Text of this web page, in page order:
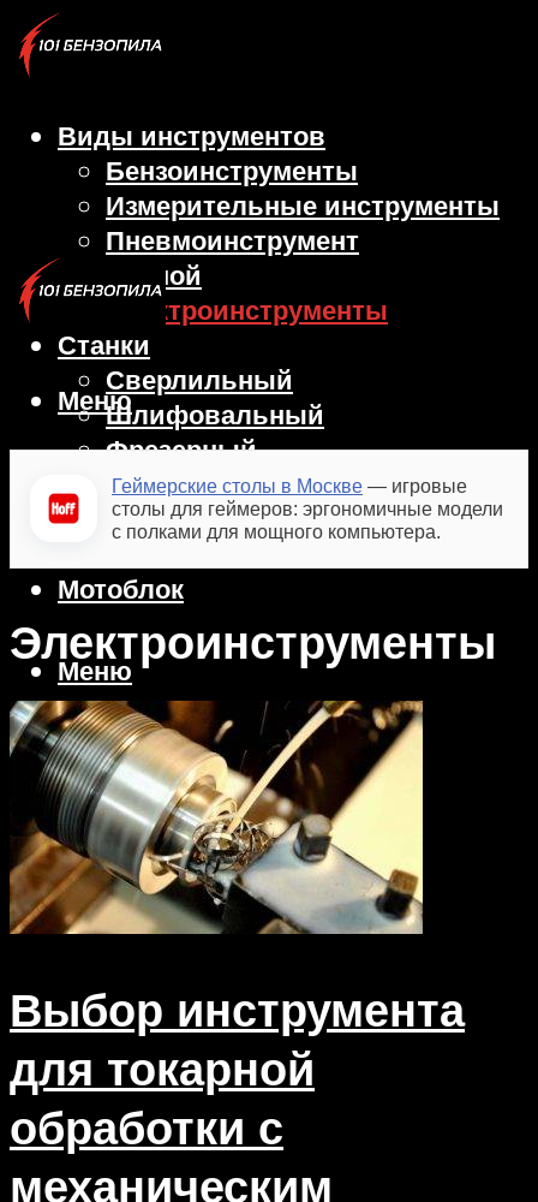
Виды инструментов
Бензоинструменты
Измерительные инструменты
Пневмоинструмент
Ручной
Электроинструменты
Станки
Сверлильный
Шлифовальный
Фрезерный
Токарный
Болгарка
Газонокосилка
Мотоблок
Меню
Меню
Геймерские столы в Москве — игровые
столы для геймеров: эргономичные модели
с полками для мощного компьютера.
Электроинструменты
Выбор инструмента
для токарной
обработки с
механическим